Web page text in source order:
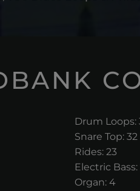
Drum Loops:
Snare Top: 32
Rides: 23
Electric Bass:
Organ: 4